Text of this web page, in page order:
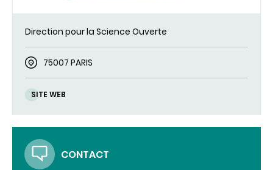
Direction pour la Science Ouverte
75007 PARIS
SITE WEB
CONTACT